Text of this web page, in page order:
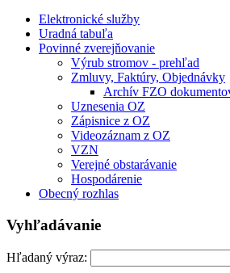
Elektronické služby
Uradná tabuľa
Povinné zverejňovanie
Výrub stromov - prehľad
Zmluvy, Faktúry, Objednávky
Archív FZO
Uznesenia OZ
Zápisnice z OZ
Videozáznam z OZ
VZN
Verejné obstarávanie
Hospodárenie
Obecný rozhlas
Vyhľadávanie
Hľadaný výraz: